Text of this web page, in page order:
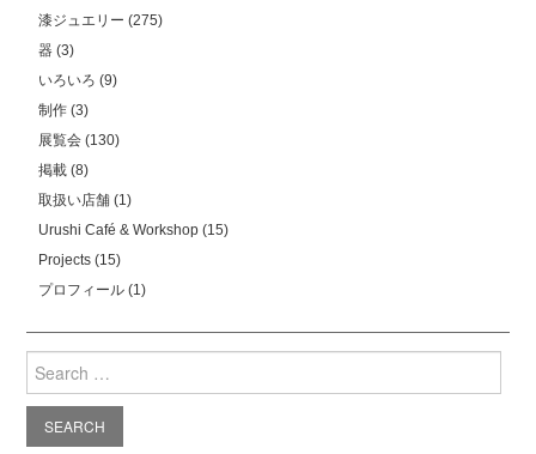
漆ジュエリー (275)
器 (3)
いろいろ (9)
制作 (3)
展覧会 (130)
掲載 (8)
取扱い店舗 (1)
Urushi Café & Workshop (15)
Projects (15)
プロフィール (1)
for: